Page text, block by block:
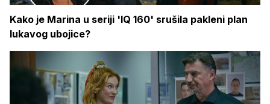
Kako je Marina u seriji 'IQ 160' srušila pakleni plan
lukavog ubojice?